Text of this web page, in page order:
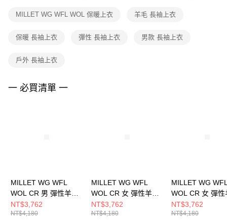
權轉讓予恩沛科技股份有限公司。
３．未成年的使用者請事先徵得法定代理人或監護人之同意方可使用
任。
請求用戶進行身份認證。
５．嚴禁一人註冊多個帳號或使用他人資訊註冊。若發現惡意使用之情形，
MILLET WG WFL WOL 保暖上衣 羊毛 長袖上衣
保暖 長袖上衣 彈性 長袖上衣 男款 長袖上衣
戶外 長袖上衣
一 必買清單 一
MILLET WG WFL
WOL CR 男 彈性羊毛
保暖長袖上衣
MIV01905N4809
NT$3,762
NT$4,180
MILLET WG WFL
WOL CR 女 彈性羊毛
保暖長袖上衣
MIV01915N4809
NT$3,762
NT$4,180
MILLET WG
WOL CR 女 彈性
保暖長袖上衣
MIV01915N0247
NT$3,762
NT$4,180